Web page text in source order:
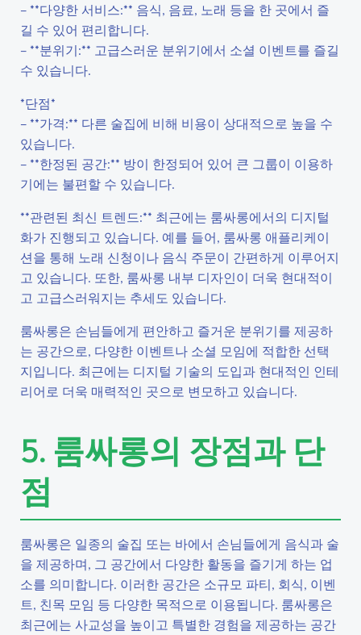
– **다양한 서비스:** 음식, 음료, 노래 등을 한 곳에서 즐
길 수 있어 편리합니다.
– **분위기:** 고급스러운 분위기에서 소셜 이벤트를 즐길
수 있습니다.
*단점*
– **가격:** 다른 술집에 비해 비용이 상대적으로 높을 수
있습니다.
– **한정된 공간:** 방이 한정되어 있어 큰 그룹이 이용하
기에는 불편할 수 있습니다.
**관련된 최신 트렌드:** 최근에는 룸싸롱에서의 디지털
화가 진행되고 있습니다. 예를 들어, 룸싸롱 애플리케이
션을 통해 노래 신청이나 음식 주문이 간편하게 이루어지
고 있습니다. 또한, 룸싸롱 내부 디자인이 더욱 현대적이
고 고급스러워지는 추세도 있습니다.
룸싸롱은 손님들에게 편안하고 즐거운 분위기를 제공하
는 공간으로, 다양한 이벤트나 소셜 모임에 적합한 선택
지입니다. 최근에는 디지털 기술의 도입과 현대적인 인테
리어로 더욱 매력적인 곳으로 변모하고 있습니다.
5. 룸싸롱의 장점과 단
점
룸싸롱은 일종의 술집 또는 바에서 손님들에게 음식과 술
을 제공하며, 그 공간에서 다양한 활동을 즐기게 하는 업
소를 의미합니다. 이러한 공간은 소규모 파티, 회식, 이벤
트, 친목 모임 등 다양한 목적으로 이용됩니다. 룸싸롱은
최근에는 사교성을 높이고 특별한 경험을 제공하는 공간